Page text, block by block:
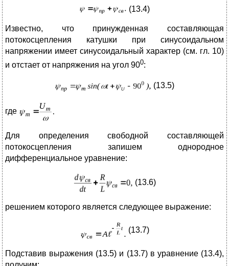
(13.4)
Известно, что принужденная составляющая
потокосцепления катушки при синусоидальном
напряжении имеет синусоидальный характер (см. гл. 10)
и отстает от напряжения на угол 900:
(13.5)
где
Для определения свободной составляющей
потокосцепления запишем однородное
дифференциальное уравнение:
(13.6)
решением которого является следующее выражение:
(13.7)
Подставив выражения (13.5) и (13.7) в уравнение (13.4),